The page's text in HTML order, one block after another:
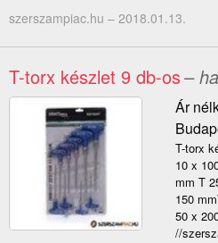
szerszampiac.hu – 2018.01.13.
T-torx készlet 9 db-os–
Ár
T-torx
10 x
mm T
150
50 x
//